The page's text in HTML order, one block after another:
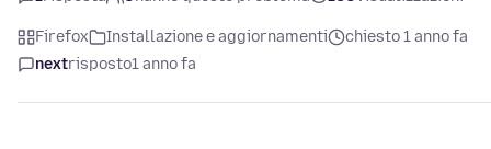
Firefox Installazione e aggiornamenti
chiesto 1 anno fa
nextrisposto1 anno fa